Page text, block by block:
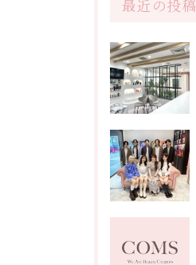
最近の投稿